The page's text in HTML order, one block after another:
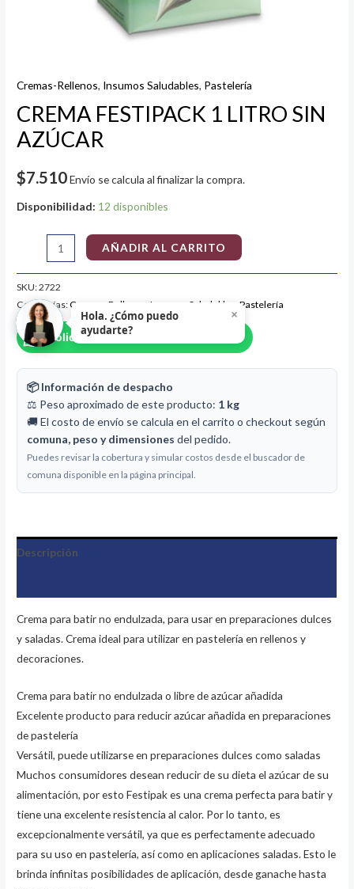
Cremas-Rellenos, Insumos Saludables, Pastelería
CREMA FESTIPACK 1 LITRO SIN
AZÚCAR
$7.510Envío se calcula al finalizar la compra.
Disponibilidad: 12 disponibles
AÑADIR AL CARRITO
SKU:2722
Categorías:Cremas-Rellenos ,Insumos Saludables ,Pastelería
Solicita Información por Whatsapp
📦 Información de despacho
⚖️ Peso aproximado de este producto: 1 kg
🚚 El costo de envío se calcula en el carrito o checkout según
comuna, peso y dimensiones del pedido.
Puedes revisar la cobertura y simular costos desde el buscador de
comuna disponible en la página principal.
Descripción
Crema para batir no endulzada, para usar en preparaciones dulces
y saladas. Crema ideal para utilizar en pastelería en rellenos y
decoraciones.
Crema para batir no endulzada o libre de azúcar añadida
Excelente producto para reducir azúcar añadida en preparaciones
de pastelería
Versátil, puede utilizarse en preparaciones dulces como saladas
Muchos consumidores desean reducir de su dieta el azúcar de su
alimentación, por esto Festipak es una crema perfecta para batir y
tiene una excelente resistencia al calor. Por lo tanto, es
excepcionalmente versátil, ya que es perfectamente adecuado
para su uso en pastelería, así como en aplicaciones saladas. Esto le
brinda infinitas posibilidades de aplicación, desde ganache hasta
Hola. ¿Cómo puedo
ayudarte?
×